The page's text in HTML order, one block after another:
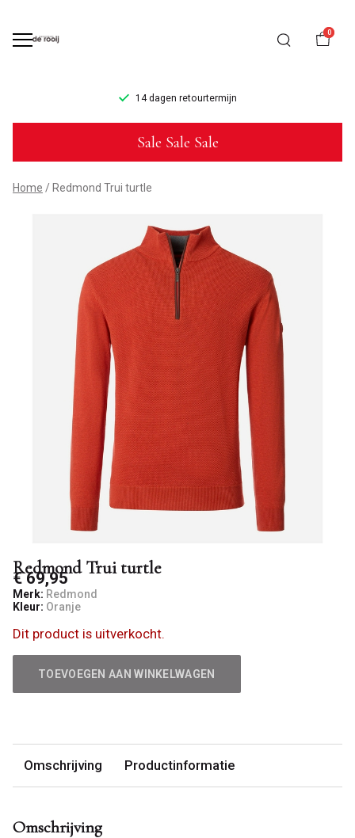
0
14 dagen retourtermijn
Redmond
Trui
turtle
Mannenmode
Sale Sale Sale
Home Redmond Trui turtle
Redmond Trui turtle
€ 69,95
Merk: Redmond
Kleur: Oranje
Dit product is uitverkocht.
TOEVOEGEN AAN WINKELWAGEN
Omschrijving Productinformatie
Omschrijving